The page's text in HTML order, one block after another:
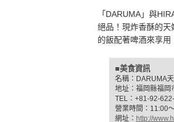
「DARUMA」與
絕品！現炸香酥的
的飯配著啤酒來享用
■美食資訊
名稱：DARUMA
地址：福岡縣福岡
TEL：+81-92-
營業時間：11:00
網址： http://